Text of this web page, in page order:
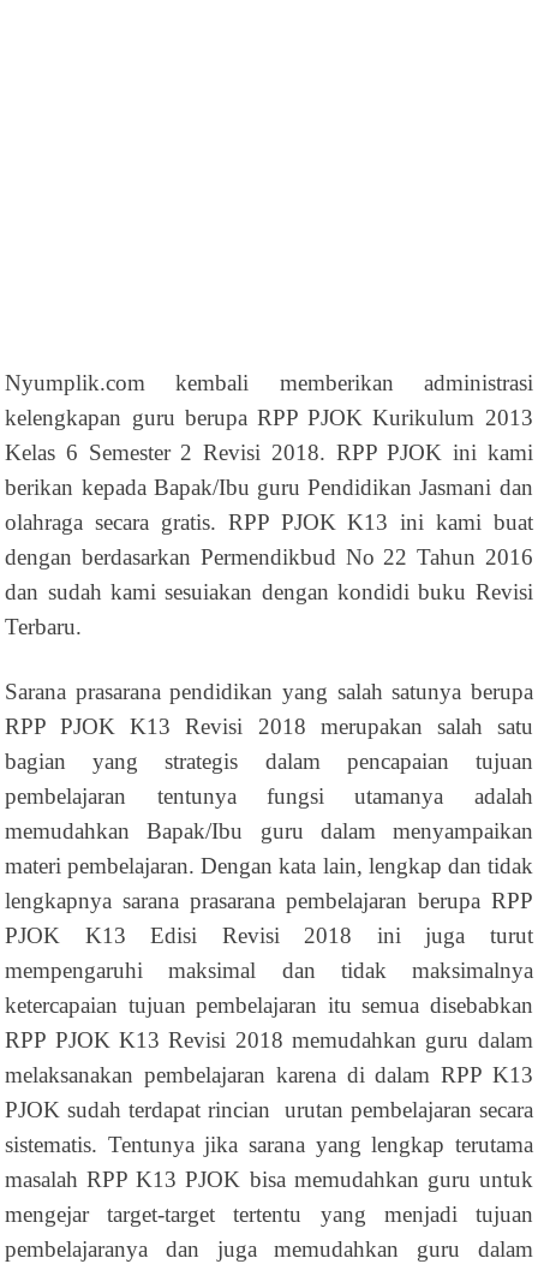
Nyumplik.com kembali memberikan administrasi
kelengkapan guru berupa RPP PJOK Kurikulum 2013
Kelas 6 Semester 2 Revisi 2018. RPP PJOK ini kami
berikan kepada Bapak/Ibu guru Pendidikan Jasmani dan
olahraga secara gratis. RPP PJOK K13 ini kami buat
dengan berdasarkan Permendikbud No 22 Tahun 2016
dan sudah kami sesuiakan dengan kondidi buku Revisi
Terbaru.
Sarana prasarana pendidikan yang salah satunya berupa
RPP PJOK K13 Revisi 2018 merupakan salah satu
bagian yang strategis dalam pencapaian tujuan
pembelajaran tentunya fungsi utamanya adalah
memudahkan Bapak/Ibu guru dalam menyampaikan
materi pembelajaran. Dengan kata lain, lengkap dan tidak
lengkapnya sarana prasarana pembelajaran berupa RPP
PJOK K13 Edisi Revisi 2018 ini juga turut
mempengaruhi maksimal dan tidak maksimalnya
ketercapaian tujuan pembelajaran itu semua disebabkan
RPP PJOK K13 Revisi 2018 memudahkan guru dalam
melaksanakan pembelajaran karena di dalam RPP K13
PJOK sudah terdapat rincian urutan pembelajaran secara
sistematis. Tentunya jika sarana yang lengkap terutama
masalah RPP K13 PJOK bisa memudahkan guru untuk
mengejar target-target tertentu yang menjadi tujuan
pembelajaranya dan juga memudahkan guru dalam